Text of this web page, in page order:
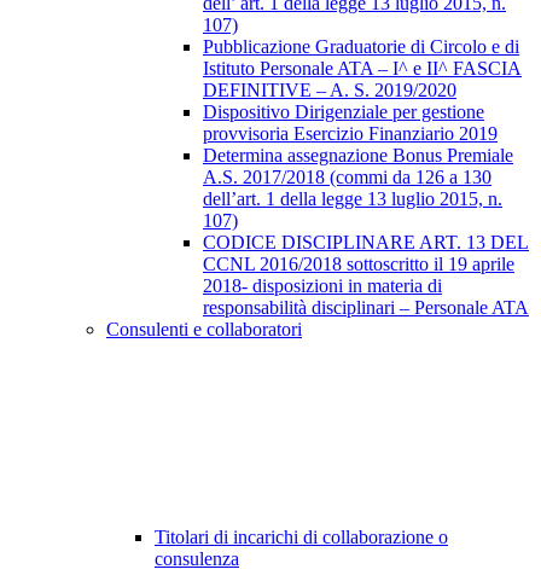
107)
Pubblicazione Graduatorie di Circolo e di
Istituto Personale ATA – I^ e II^ FASCIA
DEFINITIVE – A. S. 2019/2020
Dispositivo Dirigenziale per gestione
provvisoria Esercizio Finanziario 2019
Determina assegnazione Bonus Premiale
A.S. 2017/2018 (commi da 126 a 130
dell’art. 1 della legge 13 luglio 2015, n.
107)
CODICE DISCIPLINARE ART. 13 DEL
CCNL 2016/2018 sottoscritto il 19 aprile
2018- disposizioni in materia di
responsabilità disciplinari – Personale ATA
Consulenti e collaboratori
Titolari di incarichi di collaborazione o
consulenza